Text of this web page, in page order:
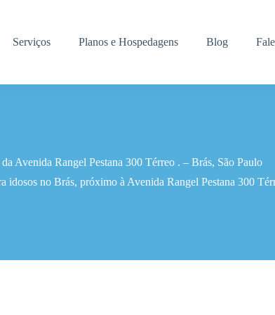
Serviços Planos e Hospedagens Blog
Avenida Rangel Pestana 300 Térreo . – Brás, São Paulo
idosos no Brás, próximo à Avenida Rangel Pestana 300